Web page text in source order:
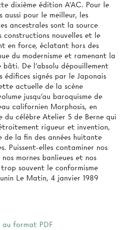
dixième édition A’AC. Pour le
aussi pour le meilleur, les
ancestrales sont la source
nouvelles et le
en force, éclatant hors des
du modernisme et ramenant la
bâti. De l'absolu dépouillement
édifices signés par le Japonais
actuelle de la scène
jusqu'au baroquisme de
californien Morphosis, en
du célèbre Atelier 5 de Berne qui
rigueur et invention,
de la fin des années huitante
Puissent-elles contaminer nos
mornes banlieues et nos
souvent le conformisme
Le Matin, 4 janvier 1989
format PDF